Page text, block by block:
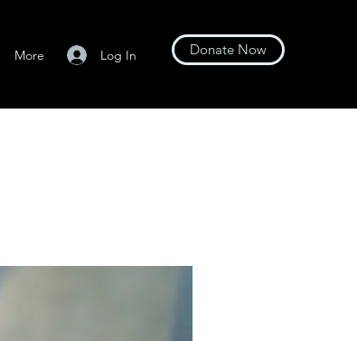
Log In
More Donate Now